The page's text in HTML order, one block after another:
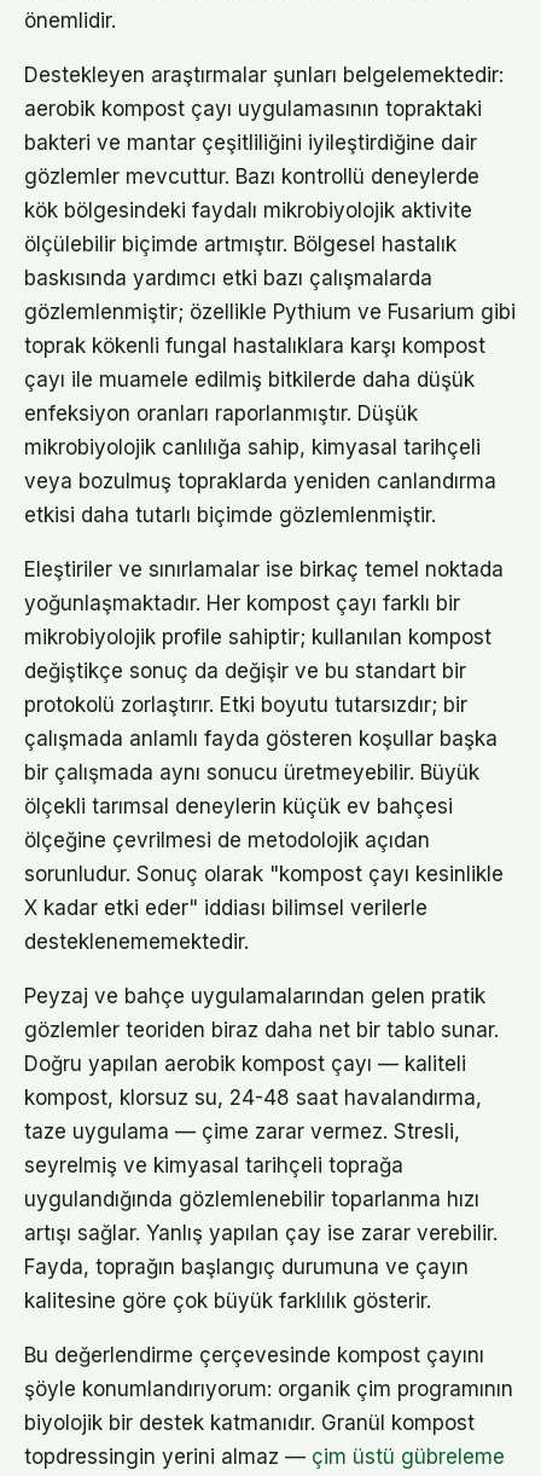
önemlidir.
Destekleyen araştırmalar şunları belgelemektedir:
aerobik kompost çayı uygulamasının topraktaki
bakteri ve mantar çeşitliliğini iyileştirdiğine dair
gözlemler mevcuttur. Bazı kontrollü deneylerde
kök bölgesindeki faydalı mikrobiyolojik aktivite
ölçülebilir biçimde artmıştır. Bölgesel hastalık
baskısında yardımcı etki bazı çalışmalarda
gözlemlenmiştir; özellikle Pythium ve Fusarium gibi
toprak kökenli fungal hastalıklara karşı kompost
çayı ile muamele edilmiş bitkilerde daha düşük
enfeksiyon oranları raporlanmıştır. Düşük
mikrobiyolojik canlılığa sahip, kimyasal tarihçeli
veya bozulmuş topraklarda yeniden canlandırma
etkisi daha tutarlı biçimde gözlemlenmiştir.
Eleştiriler ve sınırlamalar ise birkaç temel noktada
yoğunlaşmaktadır. Her kompost çayı farklı bir
mikrobiyolojik profile sahiptir; kullanılan kompost
değiştikçe sonuç da değişir ve bu standart bir
protokolü zorlaştırır. Etki boyutu tutarsızdır; bir
çalışmada anlamlı fayda gösteren koşullar başka
bir çalışmada aynı sonucu üretmeyebilir. Büyük
ölçekli tarımsal deneylerin küçük ev bahçesi
ölçeğine çevrilmesi de metodolojik açıdan
sorunludur. Sonuç olarak "kompost çayı kesinlikle
X kadar etki eder" iddiası bilimsel verilerle
desteklenememektedir.
Peyzaj ve bahçe uygulamalarından gelen pratik
gözlemler teoriden biraz daha net bir tablo sunar.
Doğru yapılan aerobik kompost çayı — kaliteli
kompost, klorsuz su, 24-48 saat havalandırma,
taze uygulama — çime zarar vermez. Stresli,
seyrelmiş ve kimyasal tarihçeli toprağa
uygulandığında gözlemlenebilir toparlanma hızı
artışı sağlar. Yanlış yapılan çay ise zarar verebilir.
Fayda, toprağın başlangıç durumuna ve çayın
kalitesine göre çok büyük farklılık gösterir.
Bu değerlendirme çerçevesinde kompost çayını
şöyle konumlandırıyorum: organik çim programının
biyolojik bir destek katmanıdır. Granül kompost
topdressingin yerini almaz — çim üstü gübreleme